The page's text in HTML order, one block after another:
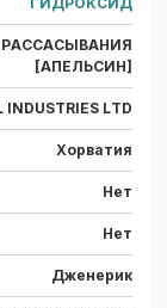
ГИДРОКСИД
[АПЕЛЬСИН]
INDUSTRIES LTD
Хорватия
Нет
Нет
Дженерик